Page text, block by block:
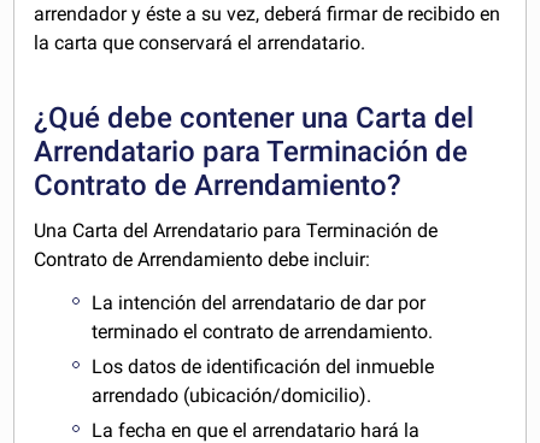
arrendador y éste a su vez, deberá firmar de recibido en
la carta que conservará el arrendatario.
¿Qué debe contener una Carta del
Arrendatario para Terminación de
Contrato de Arrendamiento?
Una Carta del Arrendatario para Terminación de
Contrato de Arrendamiento debe incluir:
La intención del arrendatario de dar por
terminado el contrato de arrendamiento.
Los datos de identificación del inmueble
arrendado (ubicación/domicilio).
La fecha en que el arrendatario hará la